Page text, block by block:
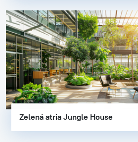
Zelená atria Jungle House